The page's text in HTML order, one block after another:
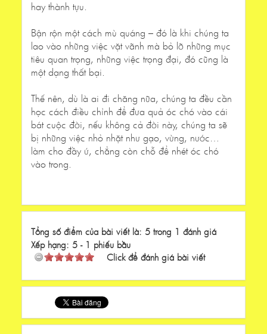
hay thành tựu.
Bận rộn một cách mù quáng – đó là khi chúng ta
lao vào những việc vặt vãnh mà bỏ lỡ những mục
tiêu quan trọng, những việc trọng đại, đó cũng là
một dạng thất bại.
Thế nên, dù là ai đi chăng nữa, chúng ta đều cần
học cách điều chỉnh để đưa quả óc chó vào cái
bát cuộc đời, nếu không cả đời này, chúng ta sẽ
bị những việc nhỏ nhặt như gạo, vừng, nước…
làm cho đầy ứ, chẳng còn chỗ để nhét óc chó
vào trong.
Tổng số điểm của bài viết là: 5 trong 1 đánh giá
Xếp hạng: 5 - 1 phiếu bầu
Click để đánh giá bài viết